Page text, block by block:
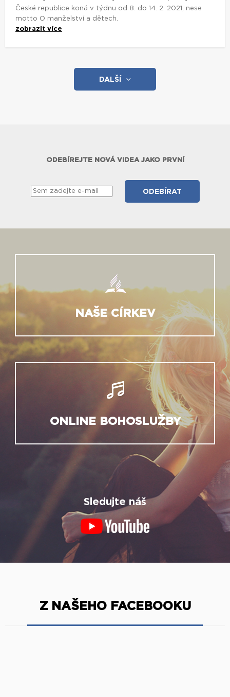
České republice koná v týdnu od 8. do 14. 2. 2021, nese
motto O manželství a dětech.
zobrazit více
DALŠÍ
ODEBÍREJTE NOVÁ VIDEA JAKO PRVNÍ
NAŠE CÍRKEV
ONLINE BOHOSLUŽBY
Sledujte náš
Z NAŠEHO FACEBOOKU